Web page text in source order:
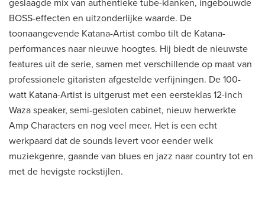
geslaagde mix van authentieke tube-klanken, ingebouwde
BOSS-effecten en uitzonderlijke waarde. De
toonaangevende Katana-Artist combo tilt de Katana-
performances naar nieuwe hoogtes. Hij biedt de nieuwste
features uit de serie, samen met verschillende op maat van
professionele gitaristen afgestelde verfijningen. De 100-
watt Katana-Artist is uitgerust met een eersteklas 12-inch
Waza speaker, semi-gesloten cabinet, nieuw herwerkte
Amp Characters en nog veel meer. Het is een echt
werkpaard dat de sounds levert voor eender welk
muziekgenre, gaande van blues en jazz naar country tot en
met de hevigste rockstijlen.